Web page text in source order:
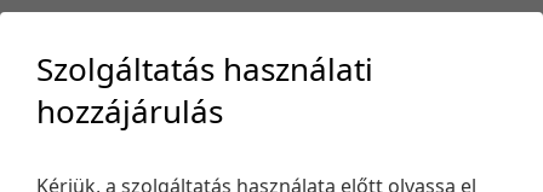
Támogatás
Szolgáltatás használati
hozzájárulás
Kérjük, a szolgáltatás használata előtt olvassa el